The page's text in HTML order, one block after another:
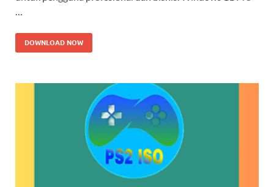
…
DOWNLOAD NOW